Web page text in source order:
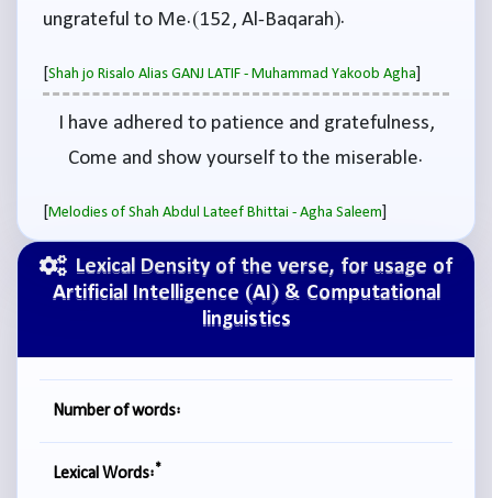
Lexical Density of the verse, for usage of
Artificial Intelligence (AI) & Computational
linguistics
Number of words:
Lexical Words:*
ungrateful to Me.(152, Al-Baqarah).
[Shah jo Risalo Alias GANJ LATIF - Muhammad Yakoob Agha
I have adhered to patience and gratefulness,
Come and show yourself to the miserable.
[Melodies of Shah Abdul Lateef Bhittai - Agha Saleem